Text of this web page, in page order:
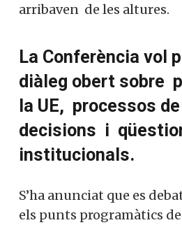
arribaven de les altures.
La Conferència vol
diàleg obert sobre
la UE, processos
decisions i
institucionals.
S’ha anunciat que es
els punts programàtics